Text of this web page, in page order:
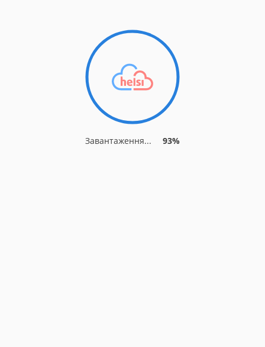
Завантаження... 93%